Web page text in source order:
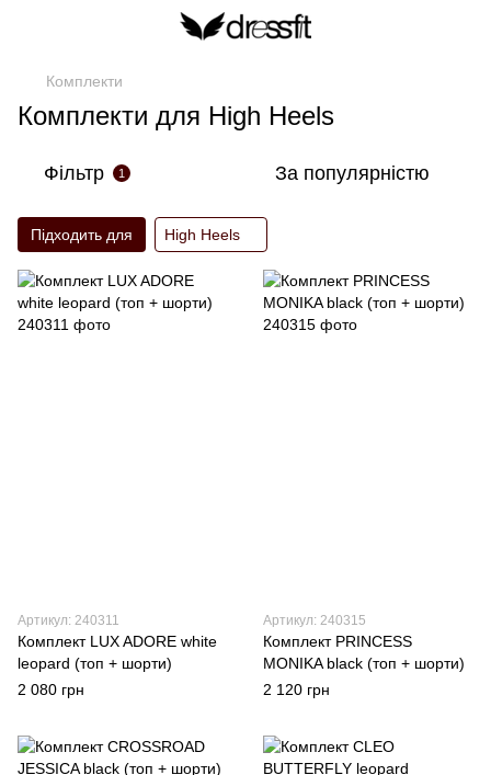
Комплекти
Комплекти для High Heels
Фільтр 1 За популярністю
Підходить для High Heels
Артикул: 240311
Комплект LUX ADORE white
leopard (топ + шорти)
2 080 грн
Артикул: 240315
Комплект PRINCESS
MONIKA black (топ + шорти)
2 120 грн